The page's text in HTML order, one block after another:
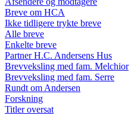
Breve om HCA
Ikke tidligere trykte breve
Alle breve
Enkelte breve
Partner H.C. Andersens Hus
Brevveksling med fam. Melchior
Brevveksling med fam. Serre
Rundt om Andersen
Forskning
Titler oversat